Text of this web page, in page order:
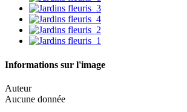
Informations sur l'image
Auteur
Aucune donnée